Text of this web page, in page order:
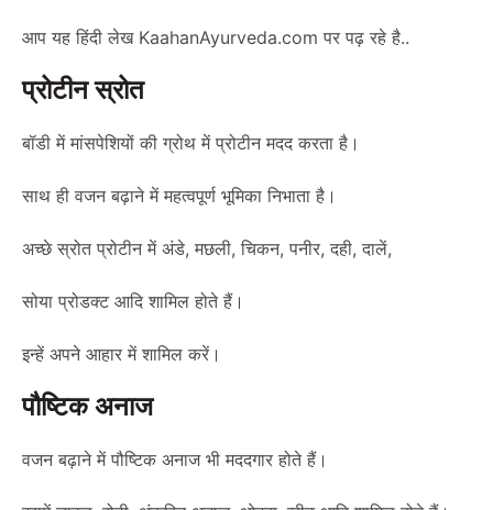
आप यह हिंदी लेख KaahanAyurveda.com पर पढ़ रहे है..
प्रोटीन स्रोत
बॉडी में मांसपेशियों की ग्रोथ में प्रोटीन मदद करता है।
साथ ही वजन बढ़ाने में महत्वपूर्ण भूमिका निभाता है।
अच्छे स्रोत प्रोटीन में अंडे, मछली, चिकन, पनीर, दही, दालें,
सोया प्रोडक्ट आदि शामिल होते हैं।
इन्हें अपने आहार में शामिल करें।
पौष्टिक अनाज
वजन बढ़ाने में पौष्टिक अनाज भी मददगार होते हैं।